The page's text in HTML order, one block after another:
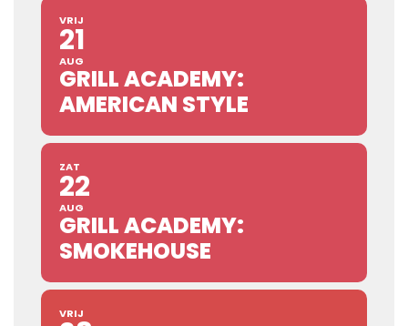
VRIJ
21
AUG
GRILL ACADEMY:
AMERICAN STYLE
ZAT
22
AUG
GRILL ACADEMY:
SMOKEHOUSE
VRIJ